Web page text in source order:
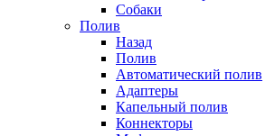
Собаки
Полив
Назад
Полив
Автоматический полив
Адаптеры
Капельный полив
Коннекторы